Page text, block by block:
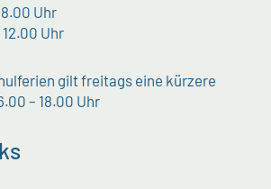
Uhr
Uhr
gilt freitags eine kürzere
– 18.00 Uhr